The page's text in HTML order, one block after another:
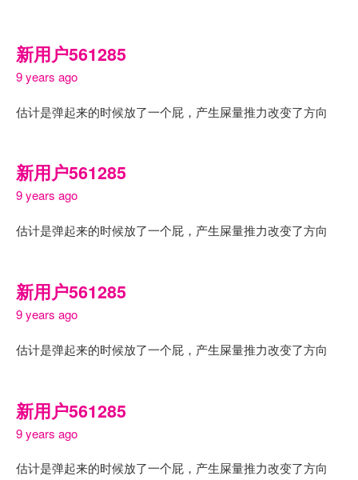
新用户561285
9 years ago
估计是弹起来的时候放了一个屁，产生屎量推力改变了方向
新用户561285
9 years ago
估计是弹起来的时候放了一个屁，产生屎量推力改变了方向
新用户561285
9 years ago
估计是弹起来的时候放了一个屁，产生屎量推力改变了方向
新用户561285
9 years ago
估计是弹起来的时候放了一个屁，产生屎量推力改变了方向